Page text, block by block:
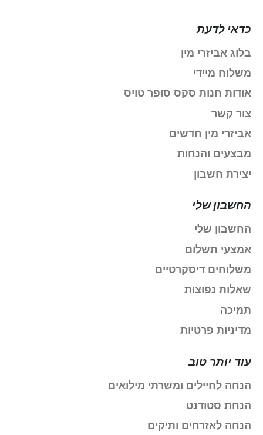
כדאי לדעת
בלוג אביזרי מין
משלוח מיידי
אודות חנות סקס סופר טויס
צור קשר
אביזרי מין חדשים
מבצעים והנחות
יצירת חשבון
החשבון שלי
החשבון שלי
אמצעי תשלום
משלוחים דיסקרטיים
שאלות נפוצות
תמיכה
מדיניות פרטיות
עוד יותר טוב
הנחה לחיילים ומשרתי מילואים
הנחת סטודנט
הנחה לאזרחים ותיקים